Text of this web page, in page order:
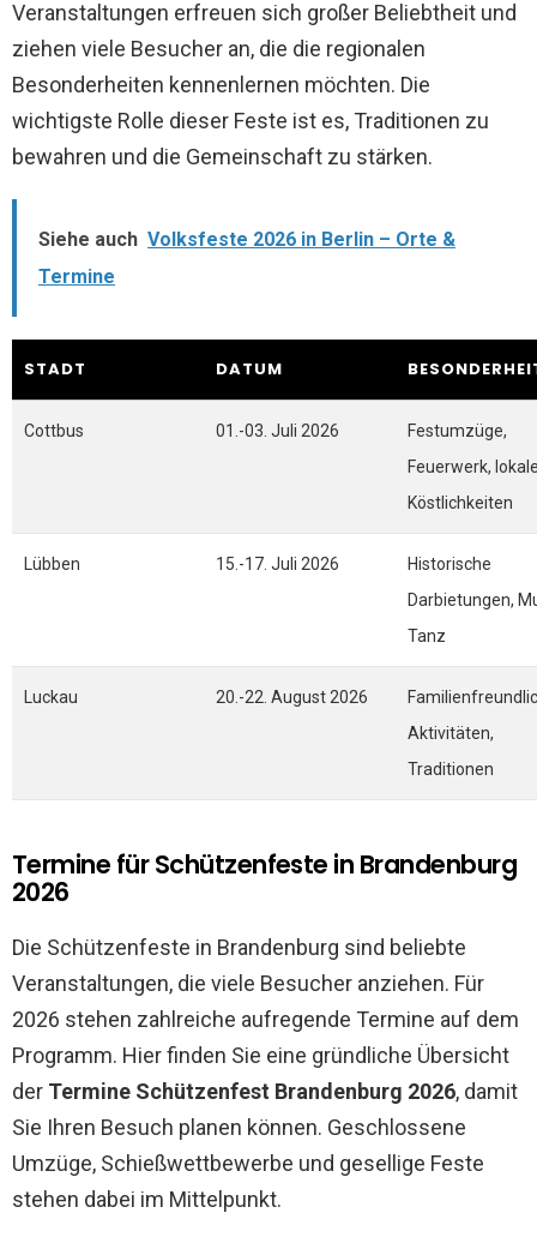
Veranstaltungen erfreuen sich großer Beliebtheit und
ziehen viele Besucher an, die die regionalen
Besonderheiten kennenlernen möchten. Die
wichtigste Rolle dieser Feste ist es, Traditionen zu
bewahren und die Gemeinschaft zu stärken.
Siehe auch Volksfeste 2026 in Berlin – Orte &
Termine
STADT DATUM
Cottbus 01.-03. Juli 2026
Festumzüge,
Feuerwerk,
Köstlichkeiten
Lübben 15.-17. Juli 2026
Historische
Darbietungen,
Tanz
Luckau 20.-22. August 2026
Aktivitäten,
Traditionen
Termine für Schützenfeste in Brandenburg
2026
Die Schützenfeste in Brandenburg sind beliebte
Veranstaltungen, die viele Besucher anziehen. Für
2026 stehen zahlreiche aufregende Termine auf dem
Programm. Hier finden Sie eine gründliche Übersicht
der Termine Schützenfest Brandenburg 2026, damit
Sie Ihren Besuch planen können. Geschlossene
Umzüge, Schießwettbewerbe und gesellige Feste
stehen dabei im Mittelpunkt.